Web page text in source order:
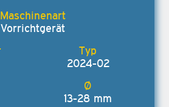
Vorrichtgerät
2024-02
13-28 mm